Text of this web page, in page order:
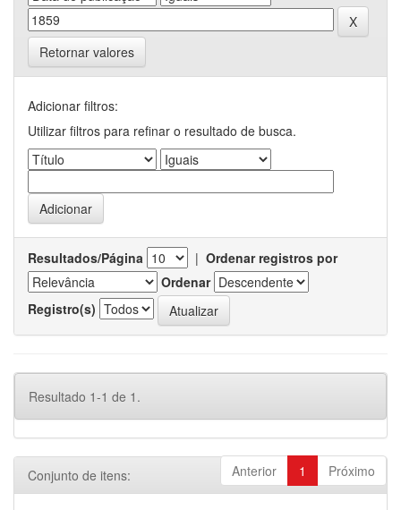
Retornar valores
Adicionar filtros:
Utilizar filtros para refinar o resultado de busca.
Resultados/Página | Ordenar registros por
Ordenar
Registro(s)
Resultado 1-1 de 1.
Anterior 1 Próximo
Conjunto de itens: